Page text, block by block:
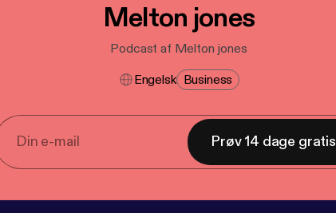
Melton jones
Podcast af Melton jones
Engelsk Business
Prøv 14 dage gratis